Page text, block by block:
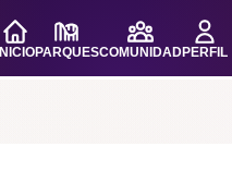
INICIOPARQUESCOMUNIDADPERFIL